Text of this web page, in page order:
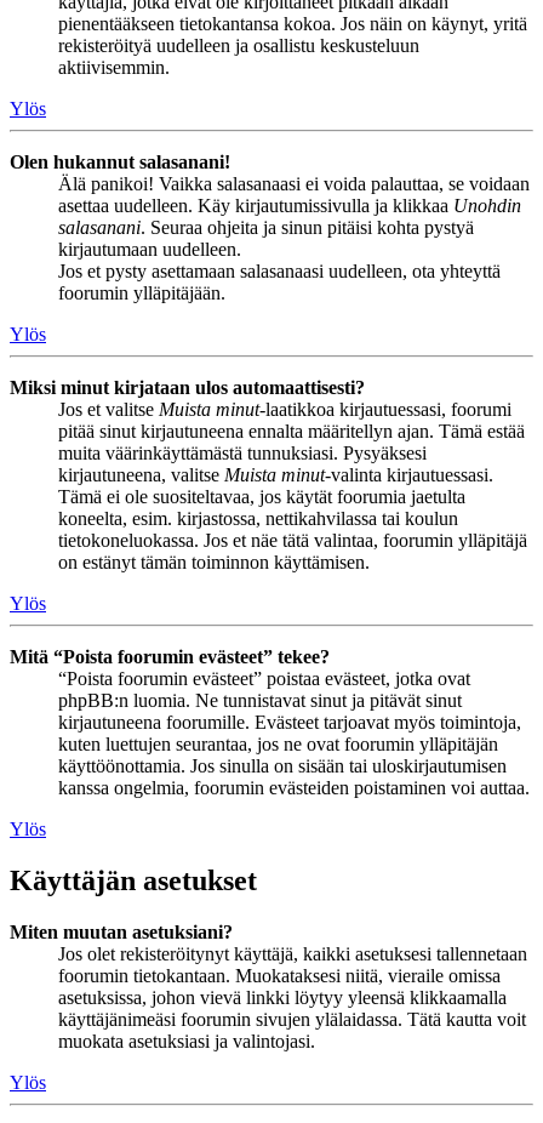
pienentääkseen tietokantansa kokoa. Jos näin on käynyt, yritä
rekisteröityä uudelleen ja osallistu keskusteluun
aktiivisemmin.
Ylös
Olen hukannut salasanani!
Älä panikoi! Vaikka salasanaasi ei voida palauttaa, se voidaan
asettaa uudelleen. Käy kirjautumissivulla ja klikkaa Unohdin
salasanani. Seuraa ohjeita ja sinun pitäisi kohta pystyä
kirjautumaan uudelleen.
Jos et pysty asettamaan salasanaasi uudelleen, ota yhteyttä
foorumin ylläpitäjään.
Ylös
Miksi minut kirjataan ulos automaattisesti?
Jos et valitse Muista minut-laatikkoa kirjautuessasi, foorumi
pitää sinut kirjautuneena ennalta määritellyn ajan. Tämä estää
muita väärinkäyttämästä tunnuksiasi. Pysyäksesi
kirjautuneena, valitse Muista minut-valinta kirjautuessasi.
Tämä ei ole suositeltavaa, jos käytät foorumia jaetulta
koneelta, esim. kirjastossa, nettikahvilassa tai koulun
tietokoneluokassa. Jos et näe tätä valintaa, foorumin ylläpitäjä
on estänyt tämän toiminnon käyttämisen.
Ylös
Mitä “Poista foorumin evästeet” tekee?
“Poista foorumin evästeet” poistaa evästeet, jotka ovat
phpBB:n luomia. Ne tunnistavat sinut ja pitävät sinut
kirjautuneena foorumille. Evästeet tarjoavat myös toimintoja,
kuten luettujen seurantaa, jos ne ovat foorumin ylläpitäjän
käyttöönottamia. Jos sinulla on sisään tai uloskirjautumisen
kanssa ongelmia, foorumin evästeiden poistaminen voi auttaa.
Ylös
Käyttäjän asetukset
Miten muutan asetuksiani?
Jos olet rekisteröitynyt käyttäjä, kaikki asetuksesi tallennetaan
foorumin tietokantaan. Muokataksesi niitä, vieraile omissa
asetuksissa, johon vievä linkki löytyy yleensä klikkaamalla
käyttäjänimeäsi foorumin sivujen ylälaidassa. Tätä kautta voit
muokata asetuksiasi ja valintojasi.
Ylös